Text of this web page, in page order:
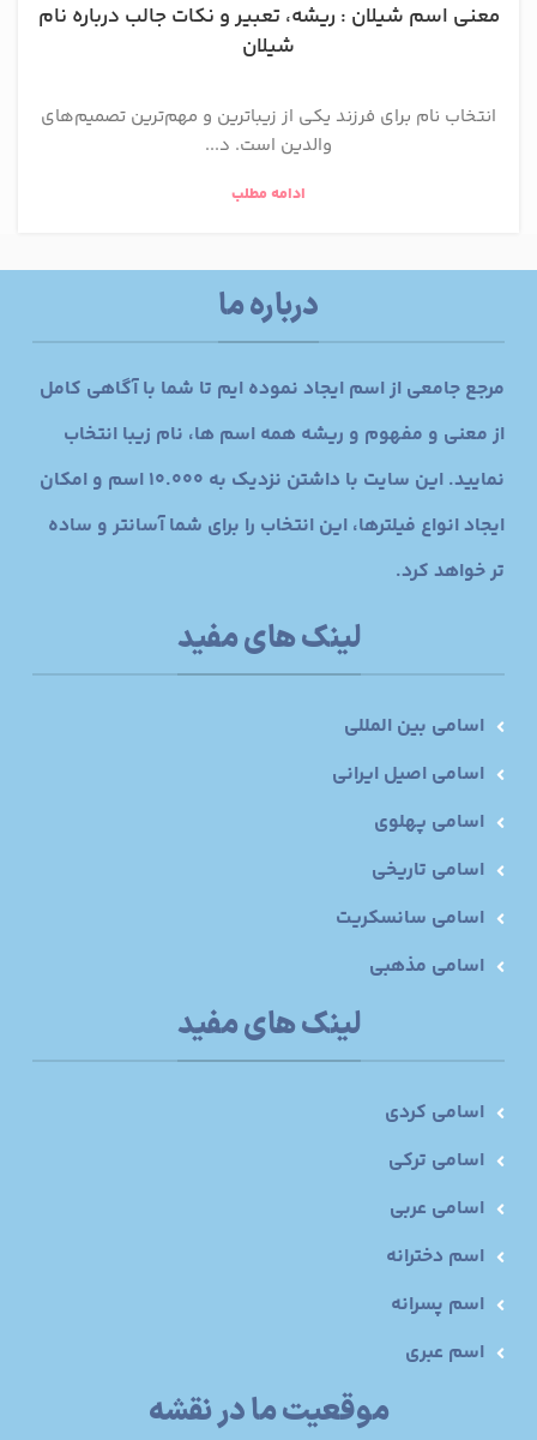
معنی اسم شیلان : ریشه، تعبیر و نکات جالب درباره نام
شیلان
انتخاب نام برای فرزند یکی از زیباترین و مهم‌ترین تصمیم‌های
والدین است. د...
ادامه مطلب
درباره ما
مرجع جامعی از اسم ایجاد نموده ایم تا شما با آگاهی کامل
از معنی و مفهوم و ریشه همه اسم ها، نام زیبا انتخاب
نمایید. این سایت با داشتن نزدیک به 10.000 اسم و امکان
ایجاد انواع فیلترها، این انتخاب را برای شما آسانتر و ساده
تر خواهد کرد.
لینک های مفید
اسامی بین المللی
اسامی اصیل ایرانی
اسامی پهلوی
اسامی تاریخی
اسامی سانسکریت
اسامی مذهبی
لینک های مفید
اسامی کردی
اسامی ترکی
اسامی عربی
اسم دخترانه
اسم پسرانه
اسم عبری
موقعیت ما در نقشه